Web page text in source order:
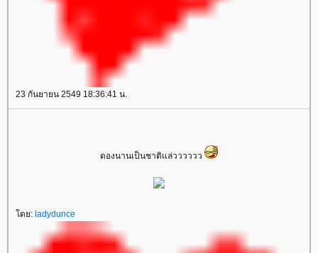
23 กันยายน 2549 18:36:41 น.
ดองนานเป็นชาติแล่วววววว
ดย: ladydunce